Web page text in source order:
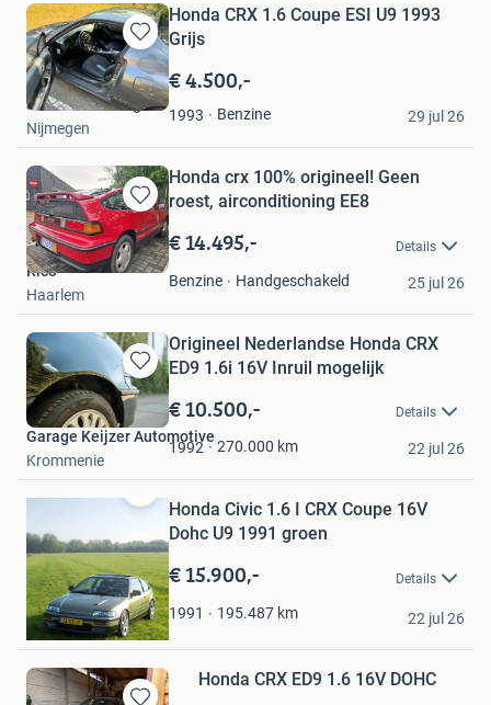
Bewaren
in
Mijn
Favorieten
Honda CRX 1.6 Coupe ESI U9 1993
Grijs
€ 4.500,-
1993 Benzine
Jules Oldenburg
Nijmegen
29 jul 26
Bewaren
in
Mijn
Favorieten
Honda crx 100% origineel! Geen
roest, airconditioning EE8
€ 14.495,- Details
Benzine Handgeschakeld
Rico
Haarlem
25 jul 26
Bewaren
in
Mijn
Favorieten
Origineel Nederlandse Honda CRX
ED9 1.6i 16V Inruil mogelijk
€ 10.500,- Details
1992 270.000 km
Garage Keijzer Automotive
Krommenie
22 jul 26
Bewaren
Mijn
Favorieten
Honda Civic 1.6 I CRX Coupe 16V
Dohc U9 1991 groen
€ 15.900,- Details
1991 195.487 km
RencoSloof
Alblasserdam
22 jul 26
Honda CRX ED9 1.6 16V DOHC